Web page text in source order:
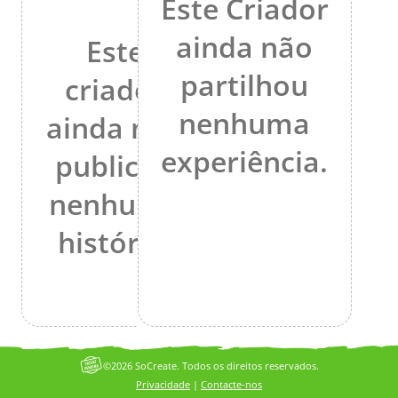
Este
criador
ainda não
publicou
nenhuma
história.
Este Criador
ainda não
partilhou
nenhuma
experiência.
Privacidade | Contacte-nos
©2026 SoCreate. Todos os direitos reservados.